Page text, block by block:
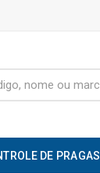
DE PRAGAS